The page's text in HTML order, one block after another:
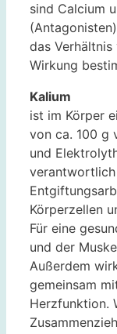
sind Calcium
das
Wirkung
Kalium
ist im Körper
von ca. 100 g
und
Körperzellen
Für eine
und der
Außerdem
gemeinsam
Herzfunktion.